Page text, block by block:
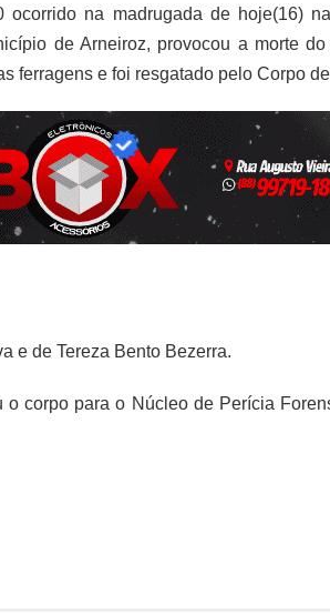
na madrugada de hoje(16)
de Arneiroz, provocou a morte
ferragens e foi resgatado pelo Corpo
e de Tereza Bento Bezerra.
corpo para o Núcleo de Perícia